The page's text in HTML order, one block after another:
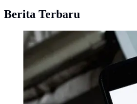
Berita Terbaru